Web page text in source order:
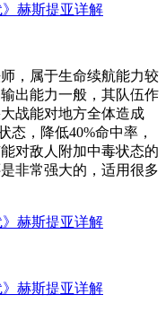
，属于生命续航能力较
出能力一般，其队伍作
战能对地方全体造成
态，降低40%命中率，
对敌人附加中毒状态的
非常强大的，适用很多